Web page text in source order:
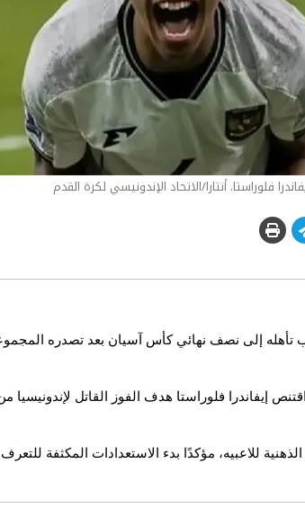
فلوراستا. أنتارا/الاتحاد الإندونيسي لكرة القدم
تأهله إلى نصف نهائي كأس آسيان بعد تصدره
إيفاندرا فلوراستا هدف الفوز القاتل
الذهنية للاعبيه، مؤكدًا بدء الاستعدادات المكثفة